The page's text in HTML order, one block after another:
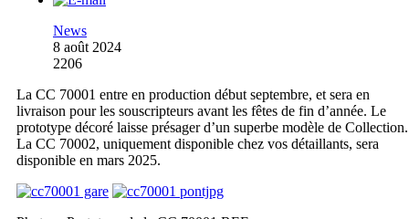
News
8 août 2024
2206
La CC 70001 entre en production début septembre, et sera en
livraison pour les souscripteurs avant les fêtes de fin d’année. Le
prototype décoré laisse présager d’un superbe modèle de Collection.
La CC 70002, uniquement disponible chez vos détaillants, sera
disponible en mars 2025.